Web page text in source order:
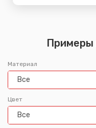
Примеры
Материал
Все
Цвет
Все